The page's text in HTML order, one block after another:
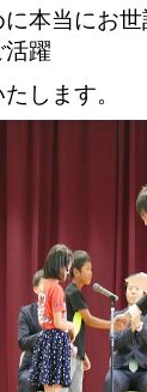
本当にお世
躍
します。